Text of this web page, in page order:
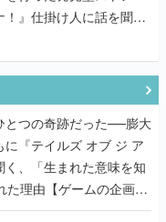
！』仕掛け人に話を聞い
とつの奇跡だった──膨大
に『テイルズ オブ ジ ア
く、「生まれた意味を知
た理由【ゲームの企画